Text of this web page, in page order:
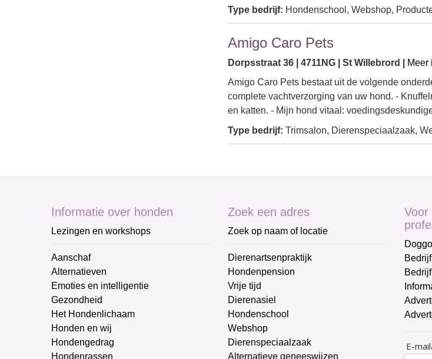
Type bedrijf: Hondenschool, Webshop,
Amigo Caro Pets
Dorpsstraat 36 | 4711NG | St Willebrord |
Meer
Amigo Caro Pets bestaat uit de volgende
complete vachtverzorging van uw hond. -
en katten. - Mijn hond vitaal:
Type bedrijf: Trimsalon, Dierenspeciaalzaak,
Informatie over honden
Lezingen en workshops
Aanschaf
Alternatieven
Emoties en intelligentie
Gezondheid
Het Hondenlichaam
Honden en wij
Hondengedrag
Hondenrassen
Zoek een adres
Zoek op naam of locatie
Dierenartsenpraktijk
Hondenpension
Vrije tijd
Dierenasiel
Hondenschool
Webshop
Dierenspeciaalzaak
Alternatieve geneeswijzen
Voor
E-